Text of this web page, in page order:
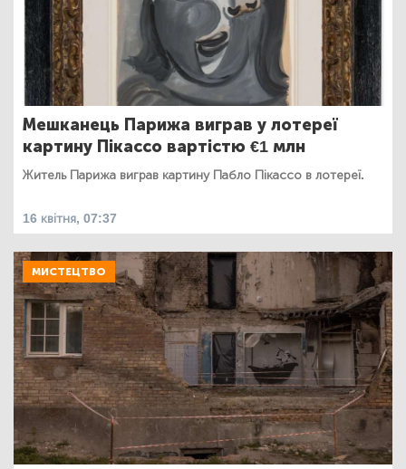
Мешканець Парижа виграв у лотереї
картину Пікассо вартістю €1 млн
Житель Парижа виграв картину Пабло Пікассо в лотереї.
16 квітня, 07:37
МИСТЕЦТВО